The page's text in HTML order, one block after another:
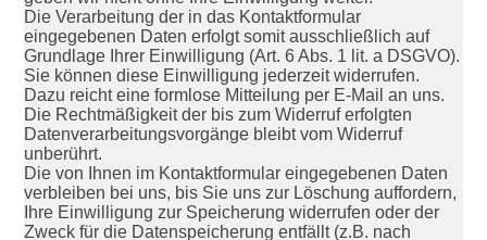
Die Verarbeitung der in das Kontaktformular
eingegebenen Daten erfolgt somit ausschließlich auf
Grundlage Ihrer Einwilligung (Art. 6 Abs. 1 lit. a DSGVO).
Sie können diese Einwilligung jederzeit widerrufen.
Dazu reicht eine formlose Mitteilung per E-Mail an uns.
Die Rechtmäßigkeit der bis zum Widerruf erfolgten
Datenverarbeitungsvorgänge bleibt vom Widerruf
unberührt.
Die von Ihnen im Kontaktformular eingegebenen Daten
verbleiben bei uns, bis Sie uns zur Löschung auffordern,
Ihre Einwilligung zur Speicherung widerrufen oder der
Zweck für die Datenspeicherung entfällt (z.B. nach